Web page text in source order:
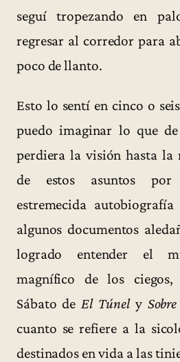
seguí tropezando en
regresar al corredor para
poco de llanto.
Esto lo sentí en cinco o
puedo imaginar lo que
perdiera la visión hasta la
de estos asuntos por
estremecida
algunos documentos
logrado entender el
magnífico de los ciegos,
Sábato de El Túnely
cuanto se refiere a la
destinados en vida a las